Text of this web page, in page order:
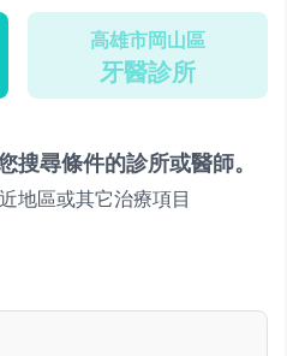
高雄市岡山區
牙醫診所
搜尋條件的診所或醫師。
地區或其它治療項目